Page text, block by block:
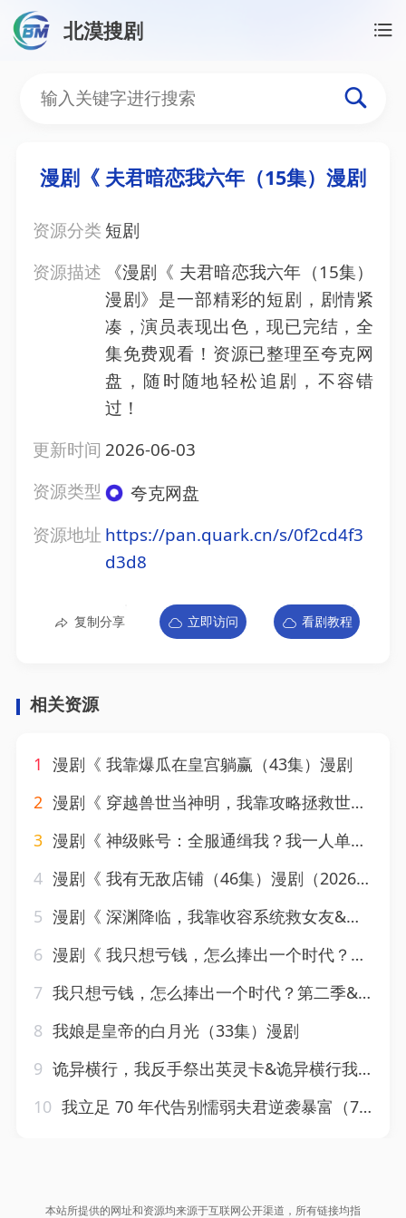
北漠搜剧
漫剧《 夫君暗恋我六年（
漫剧《 夫君暗恋我六年（15集）漫剧
资源分类 短剧
资源描述
《漫剧《 夫君暗恋我六年（15集）
漫剧》是一部精彩的短剧，剧情紧
凑，演员表现出色，现已完结，全
集免费观看！资源已整理至夸克网
盘，随时随地轻松追剧，不容错
过！
更新时间 2026-06-03
资源类型
夸克网盘
资源地址 https://pan.quark.cn/s/0f2cd4f3
d3d8
复制分享 立即访问 看剧教程
相关资源
1 漫剧《 我靠爆瓜在皇宫躺赢（43集）漫剧
2 漫剧《 穿越兽世当神明，我靠攻略拯救世界&穿越兽世当神明我靠攻略拯救世界（61集）漫剧
3 漫剧《 神级账号：全服通缉我？我一人单挑全服&神级账号全服通缉我？我一人单挑全服（85集）漫剧（2026）
4 漫剧《 我有无敌店铺（46集）漫剧（2026）
5 漫剧《 深渊降临，我靠收容系统救女友&深渊降临我靠收容系统救女友（55集）漫剧
6 漫剧《 我只想亏钱，怎么捧出一个时代？&我只想亏钱怎么捧出一个时代？（11集）漫剧
7 我只想亏钱，怎么捧出一个时代？第二季&我只想亏钱怎么捧出一个时代第二季（45集）漫剧
8 我娘是皇帝的白月光（33集）漫剧
9 诡异横行，我反手祭出英灵卡&诡异横行我反手祭出英灵卡（50集）漫剧
10 我立足 70 年代告别懦弱夫君逆袭暴富（70集）AI短剧
本站所提供的网址和资源均来源于互联网公开渠道，所有链接均指